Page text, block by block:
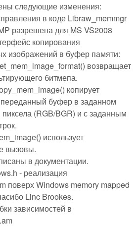
следующие изменения:
в коде Libraw_memmgr
разрешена для MS VS2008
копирования
изображений в буфер памяти:
возвращает
битмепа.
копирует
буфер в заданном
пиксела (RGB/BGR) и с заданным
использует
вызовы.
в документации.
- реализация
поверх Windows memory mapped
Linc Brookes.
зависимостей в